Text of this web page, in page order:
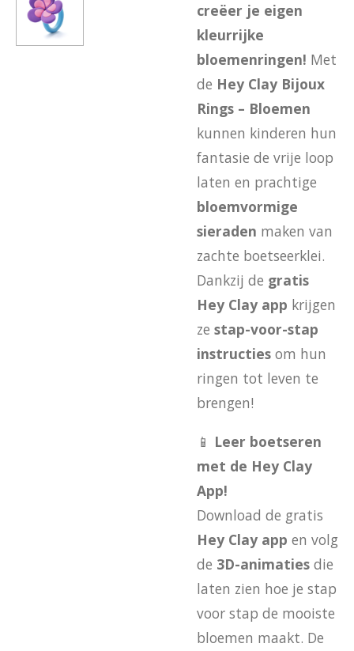
creëer je eigen
kleurrijke
bloemenringen! Met
de Hey Clay Bijoux
Rings – Bloemen
kunnen kinderen hun
fantasie de vrije loop
laten en prachtige
bloemvormige
sieraden maken van
zachte boetseerklei.
Dankzij de gratis
Hey Clay app krijgen
ze stap-voor-stap
instructies om hun
ringen tot leven te
brengen!
📱 Leer boetseren
met de Hey Clay
App!
Download de gratis
Hey Clay app en volg
de 3D-animaties die
laten zien hoe je stap
voor stap de mooiste
bloemen maakt. De